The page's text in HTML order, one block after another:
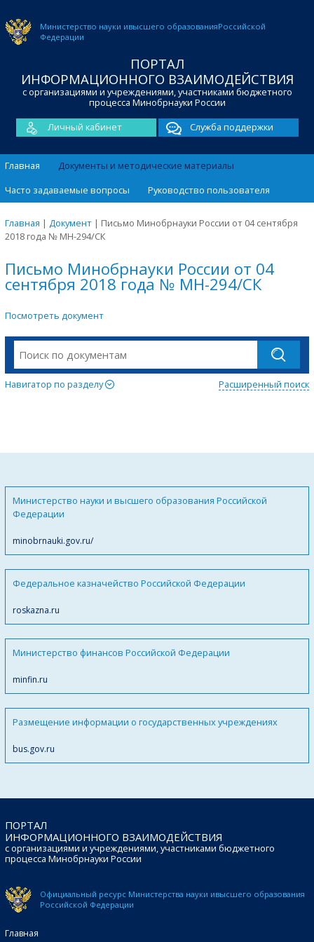
Министерство науки ивысшего образованияРоссийской
Федерации
ПОРТАЛ
ИНФОРМАЦИОННОГО ВЗАИМОДЕЙСТВИЯ
с организациями и учреждениями, участниками бюджетного
процесса Минобрнауки России
Личный кабинет
Служба поддержки
Главная
Документы и методические материалы
Часто задаваемые вопросы
Руководство пользователя
Главная | Документ | Письмо Минобрнауки России от 04 сентября
2018 года № МН-294/СК
Письмо Минобрнауки России от 04
сентября 2018 года № МН-294/СК
Посмотреть документ
Навигатор по разделу Расширенный поиск
Министерство науки и высшего образования Российской
Федерации
minobrnauki.gov.ru/
Федеральное казначейство Российской Федерации
roskazna.ru
Министерство финансов Российской Федерации
minfin.ru
Размещение информации о государственных учреждениях
bus.gov.ru
ПОРТАЛ
ИНФОРМАЦИОННОГО ВЗАИМОДЕЙСТВИЯ
с организациями и учреждениями, участниками бюджетного
процесса Минобрнауки России
Официальный ресурс Министерства науки ивысшего образования
Российской Федерации
Главная